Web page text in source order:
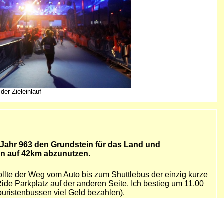
Zieleinlauf
963 den Grundstein für das Land und
auf 42km abzunutzen.
der Weg vom Auto bis zum Shuttlebus der einzig kurze
Parkplatz auf der anderen Seite. Ich bestieg um 11.00
viel Geld bezahlen).